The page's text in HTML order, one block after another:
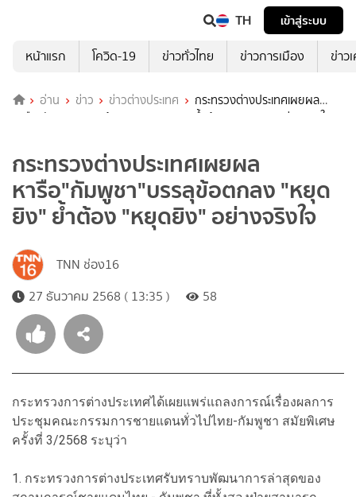
TH
เข้าสู่ระบบ
หน้าแรก
โควิด-19 ข่าวทั่วไทย ข่าวการเมือง ข่าว
อ่าน ข่าว ข่าวต่างประเทศ
กระทรวงต่างประเทศเผยผล
หารือ"กัมพูชา"บรรลุข้อตกลง "หยุดยิง" ย้ำต้อง "หยุดยิง" อย่างจริงใจ
กระทรวงต่างประเทศเผยผล
หารือ"กัมพูชา"บรรลุข้อตกลง "หยุด
ยิง" ย้ำต้อง "หยุดยิง" อย่างจริงใจ
TNN ช่อง16
27 ธันวาคม 2568 ( 13:35 )
58
กระทรวงการต่างประเทศได้เผยแพร่แถลงการณ์เรื่องผลการ
ประชุมคณะกรรมการชายแดนทั่วไปไทย-กัมพูชา สมัยพิเศษ
ครั้งที่ 3/2568 ระบุว่า
1. กระทรวงการต่างประเทศรับทราบพัฒนาการล่าสุดของ